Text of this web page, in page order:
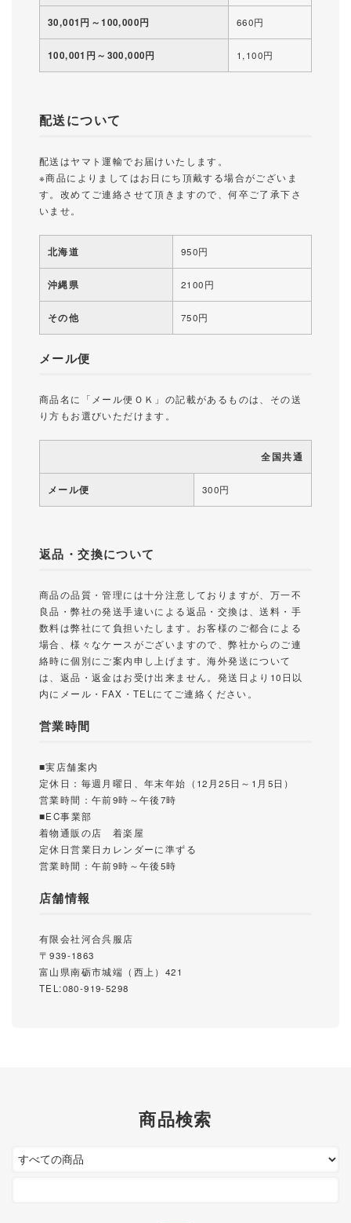
商品検索
30,001円～100,000円 660円
100,001円～300,000円 1,100円
配送について
配送はヤマト運輸でお届けいたします。
※商品によりましてはお日にち頂戴する場合がございま
す。改めてご連絡させて頂きますので、何卒ご了承下さ
いませ。
北海道 950円
沖縄県 2100円
その他 750円
メール便
商品名に「メール便ＯＫ」の記載があるものは、その送
り方もお選びいただけます。
全国共通
メール便 300円
返品・交換について
商品の品質・管理には十分注意しておりますが、万一不
良品・弊社の発送手違いによる返品・交換は、送料・手
数料は弊社にて負担いたします。お客様のご都合による
場合、様々なケースがございますので、弊社からのご連
絡時に個別にご案内申し上げます。海外発送について
は、返品・返金はお受け出来ません。発送日より10日以
内にメール・FAX・TELにてご連絡ください。
営業時間
■実店舗案内
定休日：毎週月曜日、年末年始（12月25日～1月5日）
営業時間：午前9時～午後7時
■EC事業部
着物通販の店 着楽屋
定休日営業日カレンダーに準ずる
営業時間：午前9時～午後5時
店舗情報
有限会社河合呉服店
〒939-1863
富山県南砺市城端（西上）421
TEL:080-919-5298